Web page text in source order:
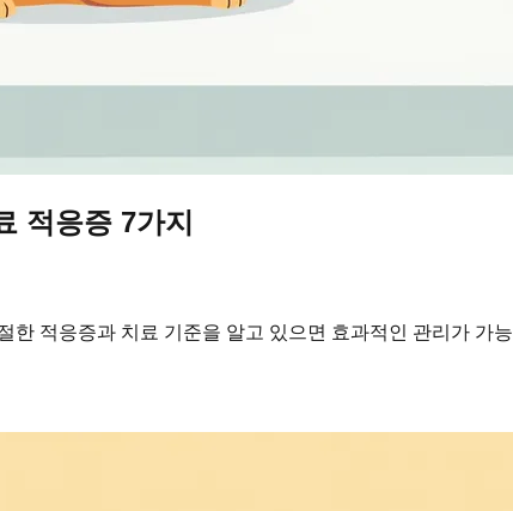
적응증 7가지
한 적응증과 치료 기준을 알고 있으면 효과적인 관리가 가